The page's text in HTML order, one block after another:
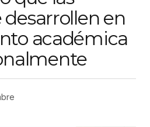
desarrollen en
académica